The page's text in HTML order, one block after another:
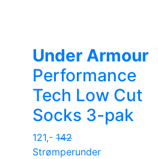
Under Armour
Performance
Tech Low Cut
Socks 3-pak
121,- 142
Strømperunder